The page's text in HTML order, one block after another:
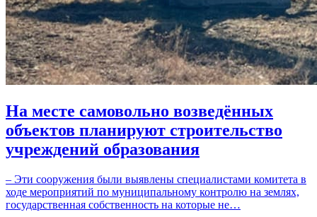
На месте самовольно возведённых
объектов планируют строительство
учреждений образования
– Эти сооружения были выявлены специалистами комитета в
ходе мероприятий по муниципальному контролю на землях,
государственная собственность на которые не…